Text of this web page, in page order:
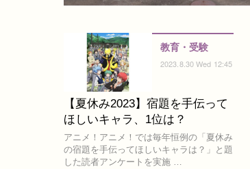
教育・受験
2023.8.30 Wed 12:45
【夏休み2023】宿題を手伝って
ほしいキャラ、1位は？
アニメ！アニメ！では毎年恒例の「夏休み
の宿題を手伝ってほしいキャラは？」と題
した読者アンケートを実施 …